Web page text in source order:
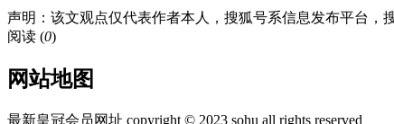
声明：该文观点仅代表作者本人，搜狐号系信息发布平台，
阅读 (0)
网站地图
最新皇冠会员网址 copyright © 2023 sohu all rights reserved